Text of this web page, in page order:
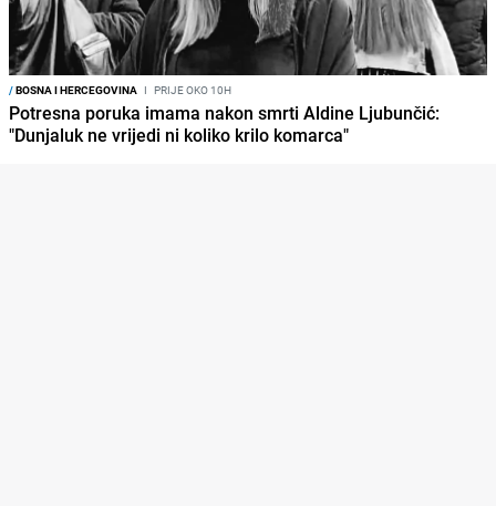
/BOSNA I HERCEGOVINA I PRIJE OKO 10H
Potresna poruka imama nakon smrti Aldine Ljubunčić:
"Dunjaluk ne vrijedi ni koliko krilo komarca"